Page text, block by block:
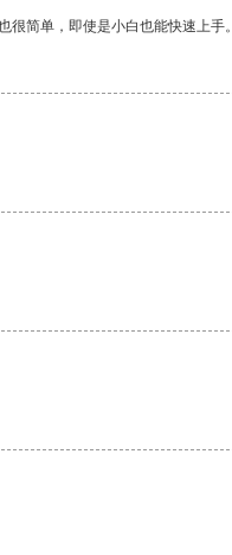
简单，即使是小白也能快速上手。